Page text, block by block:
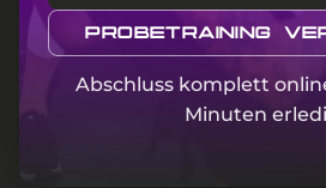
PROBETRAINING
Abschluss komplett
Minuten